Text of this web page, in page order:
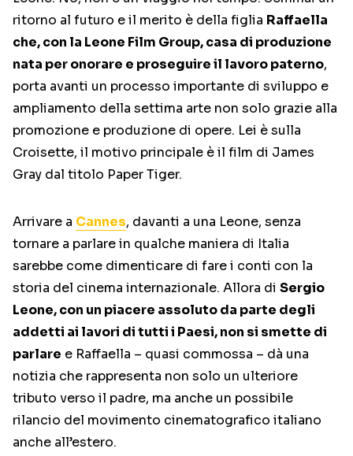
ritorno al futuro e il merito è della figlia Raffaella
che, con la Leone Film Group, casa di produzione
nata per onorare e proseguire il lavoro paterno,
porta avanti un processo importante di sviluppo e
ampliamento della settima arte non solo grazie alla
promozione e produzione di opere. Lei è sulla
Croisette, il motivo principale è il film di James
Gray dal titolo Paper Tiger.
Arrivare a Cannes, davanti a una Leone, senza
tornare a parlare in qualche maniera di Italia
sarebbe come dimenticare di fare i conti con la
storia del cinema internazionale. Allora di Sergio
Leone, con un piacere assoluto da parte degli
addetti ai lavori di tutti i Paesi, non si smette di
parlare e Raffaella – quasi commossa – dà una
notizia che rappresenta non solo un ulteriore
tributo verso il padre, ma anche un possibile
rilancio del movimento cinematografico italiano
anche all’estero.